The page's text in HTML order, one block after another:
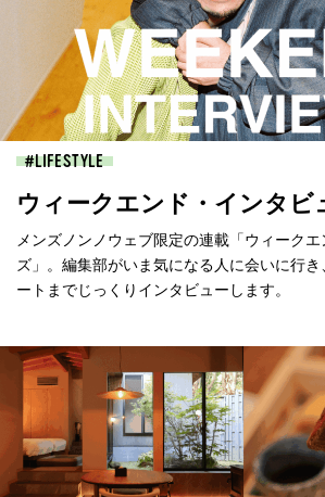
LIFESTYLE
ウィークエンド・インタビ
メンズノンノウェブ限定の連載「ウィーク
ズ」。編集部がいま気になる人に会いに行
ートまでじっくりインタビューします。